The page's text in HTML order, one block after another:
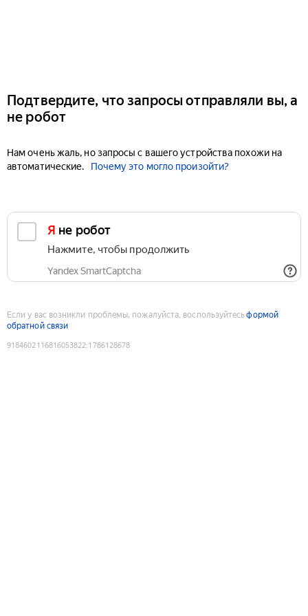
Подтвердите, что запросы отправляли вы, а
не робот
Нам очень жаль, но запросы с вашего устройства похожи на
автоматические.
Почему это могло произойти?
Я не робот
Нажмите, чтобы продолжить
Yandex SmartCaptcha
Если у вас возникли проблемы, пожалуйста, воспользуйтесьформой
обратной связи
9184602116816053822:1786128678